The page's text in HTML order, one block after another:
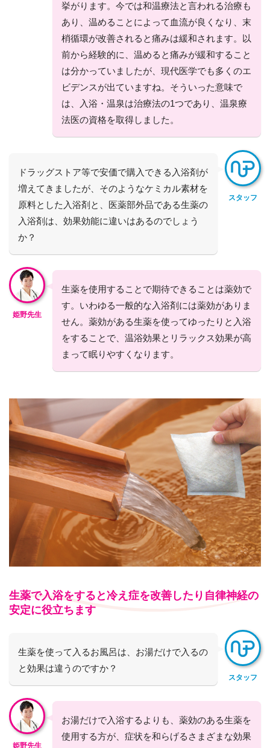
挙がります。今では和温療法と言われる治療も
あり、温めることによって血流が良くなり、末
梢循環が改善されると痛みは緩和されます。以
前から経験的に、温めると痛みが緩和すること
は分かっていましたが、現代医学でも多くのエ
ビデンスが出ていますね。そういった意味で
は、入浴・温泉は治療法の1つであり、温泉療
法医の資格を取得しました。
スタッフ
ドラッグストア等で安価で購入できる入浴剤が
増えてきましたが、そのようなケミカル素材を
原料とした入浴剤と、医薬部外品である生薬の
入浴剤は、効果効能に違いはあるのでしょう
か？
姫野先生
生薬を使用することで期待できることは薬効で
す。いわゆる一般的な入浴剤には薬効がありま
せん。薬効がある生薬を使ってゆったりと入浴
をすることで、温浴効果とリラックス効果が高
まって眠りやすくなります。
生薬で入浴をすると冷え症を改善したり自律神経の
安定に役立ちます
スタッフ
生薬を使って入るお風呂は、お湯だけで入るの
と効果は違うのですか？
姫野先生
お湯だけで入浴するよりも、薬効のある生薬を
使用する方が、症状を和らげるさまざまな効果